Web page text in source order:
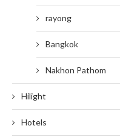
rayong
Bangkok
Nakhon Pathom
Hilight
Hotels